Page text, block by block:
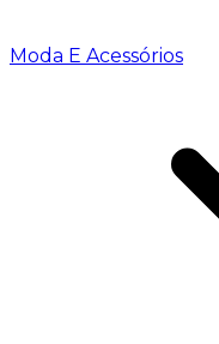
Moda E Acessórios